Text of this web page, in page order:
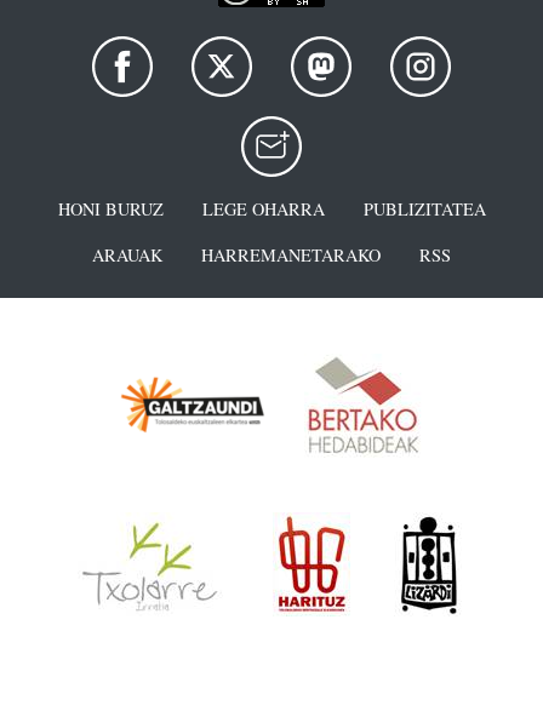
HONI BURUZ LEGE OHARRA
PUBLIZITATEA
ARAUAK
HARREMANETARAKO RSS